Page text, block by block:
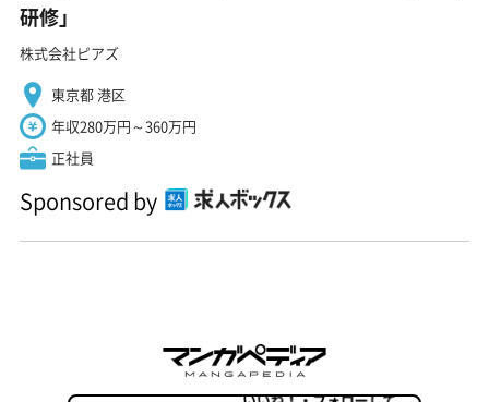
研修」
株式会社ピアズ
東京都 港区
年収280万円～360万円
正社員
Sponsored by